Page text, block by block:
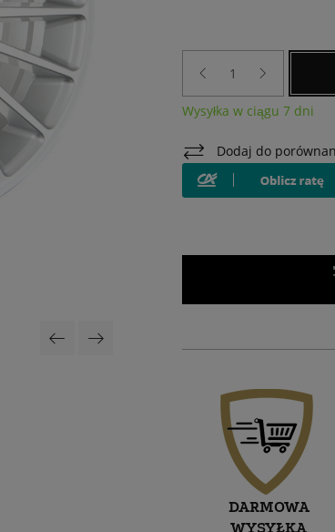
Wysyłka w ciągu 7 dni
Dodaj do
DARMOWA
WYSYŁKA